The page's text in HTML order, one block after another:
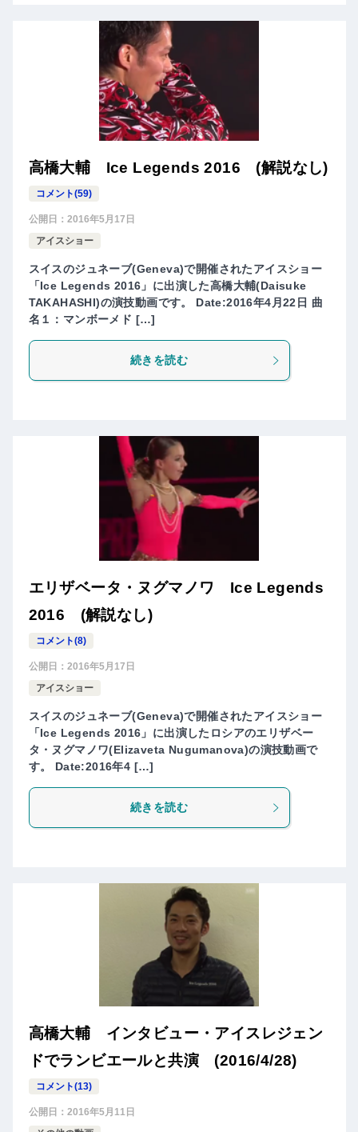
高橋大輔 Ice Legends 2016 (解説なし)
コメント(59)
公開日： 2016年5月17日
アイスショー
スイスのジュネーブ(Geneva)で開催されたアイスショー
「Ice Legends 2016」に出演した高橋大輔(Daisuke
TAKAHASHI)の演技動画です。 Date:2016年4月22日 曲
名１：マンボーメド […]
続きを読む
エリザベータ・ヌグマノワ Ice Legends
2016 (解説なし)
コメント(8)
公開日： 2016年5月17日
アイスショー
スイスのジュネーブ(Geneva)で開催されたアイスショー
「Ice Legends 2016」に出演したロシアのエリザベー
タ・ヌグマノワ(Elizaveta Nugumanova)の演技動画で
す。 Date:2016年4 […]
続きを読む
高橋大輔 インタビュー・アイスレジェン
ドでランビエールと共演 (2016/4/28)
コメント(13)
公開日： 2016年5月11日